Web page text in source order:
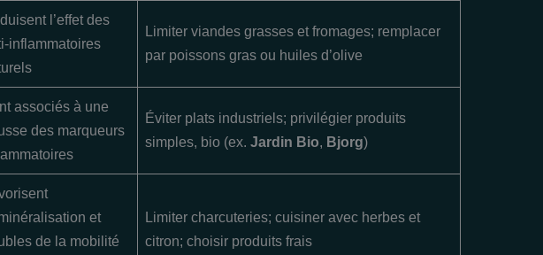
l’effet des
Limiter viandes grasses et fromages; remplacer
par poissons gras ou huiles d’olive
associés à une
des marqueurs
Éviter plats industriels; privilégier produits
simples, bio (ex. Jardin Bio, Bjorg)
et
de la mobilité
Limiter charcuteries; cuisiner avec herbes et
citron; choisir produits frais